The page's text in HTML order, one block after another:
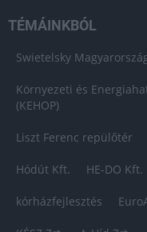
TÉMÁINKBÓL
Swietelsky
Környezeti és
(KEHOP)
Liszt Ferenc repülőtér
Hódút Kft. HE-DO Kft.
kórházfejlesztés